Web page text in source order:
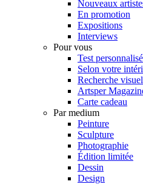
Nouveaux
En promotion
Expositions
Interviews
Pour vous
Test personnalisé
Selon votre
Recherche
Artsper
Carte cadeau
Par medium
Peinture
Sculpture
Photographie
Édition limitée
Dessin
Design